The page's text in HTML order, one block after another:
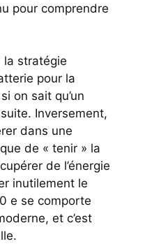
pour comprendre
la stratégie
pour la
on sait qu’un
Inversement,
dans une
de « tenir » la
de l’énergie
inutilement le
e se comporte
et c’est